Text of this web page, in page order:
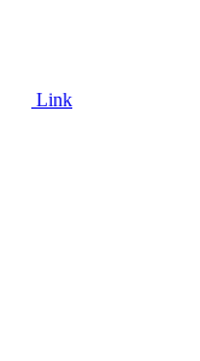
Link